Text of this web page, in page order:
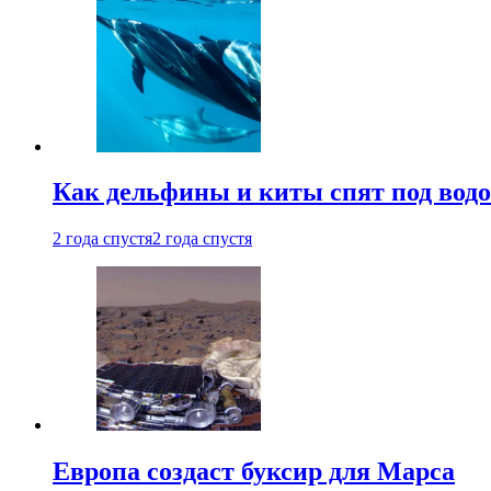
Как дельфины и киты спят под
2 года спустя2 года спустя
Европа создаст буксир для Марса